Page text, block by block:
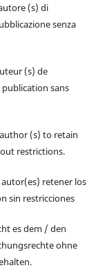
(s) di
senza
(s) de
sans
(s) to retain
restrictions.
retener los
sin restricciones
es dem / den
ohne